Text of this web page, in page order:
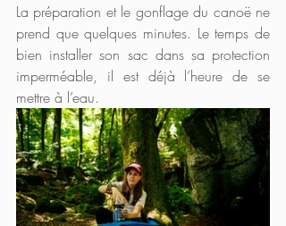
La préparation et le gonflage du canoë ne
prend que quelques minutes. Le temps de
bien installer son sac dans sa protection
imperméable, il est déjà l’heure de se
mettre à l’eau.